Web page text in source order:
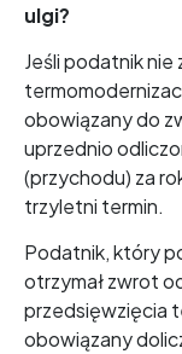
ulgi?
Jeśli podatnik
obowiązany do
uprzednio
(przychodu) za
trzyletni termin.
Podatnik, który
otrzymał zwrot
przedsięwzięcia
obowiązany